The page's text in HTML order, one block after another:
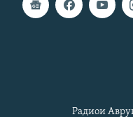
Радиои